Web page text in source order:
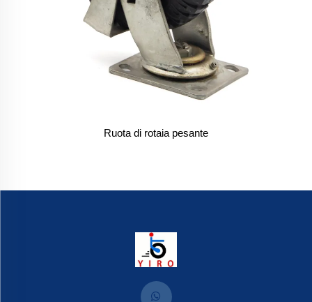
Ruota di rotaia pesante